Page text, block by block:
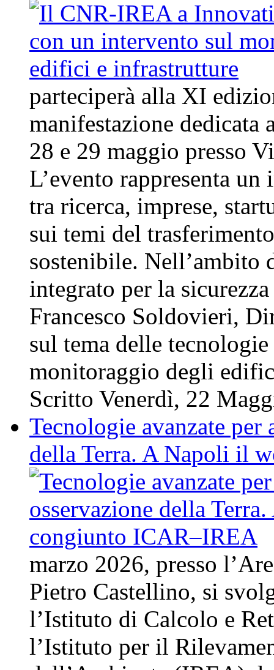
parteciperà alla XI
manifestazione
28 e 29 maggio presso
L’evento rappresenta
tra ricerca, imprese,
sui temi del
sostenibile. Nell’ambito
integrato per la
Francesco Soldovieri,
sul tema delle
monitoraggio degli
Scritto Venerdì, 22
Tecnologie avanzate per
della Terra. A Napoli il
marzo 2026, presso
Pietro Castellino, si
l’Istituto di Calcolo e
l’Istituto per il